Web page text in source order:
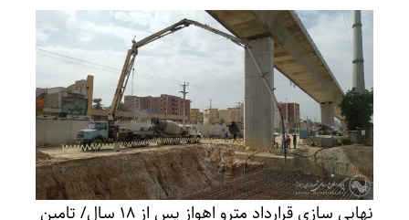
نهایی سازی قرارداد مترو اهواز پس از ۱۸ سال/ تامین